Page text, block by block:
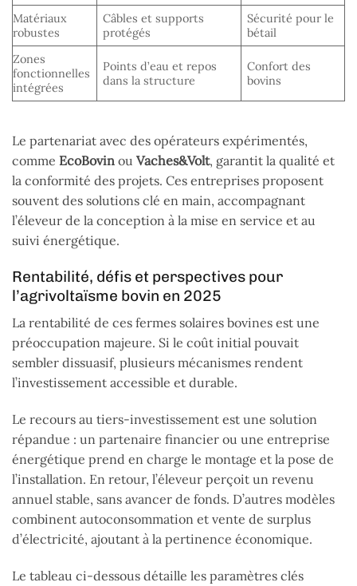
Matériaux
robustes
Câbles et supports
protégés
Sécurité pour le
bétail
Zones
fonctionnelles
intégrées
Points d’eau et repos
dans la structure
Confort des
bovins
Le partenariat avec des opérateurs expérimentés,
comme EcoBovin ou Vaches&Volt, garantit la qualité et
la conformité des projets. Ces entreprises proposent
souvent des solutions clé en main, accompagnant
l’éleveur de la conception à la mise en service et au
suivi énergétique.
Rentabilité, défis et perspectives pour
l’agrivoltaïsme bovin en 2025
La rentabilité de ces fermes solaires bovines est une
préoccupation majeure. Si le coût initial pouvait
sembler dissuasif, plusieurs mécanismes rendent
l’investissement accessible et durable.
Le recours au tiers-investissement est une solution
répandue : un partenaire financier ou une entreprise
énergétique prend en charge le montage et la pose de
l’installation. En retour, l’éleveur perçoit un revenu
annuel stable, sans avancer de fonds. D’autres modèles
combinent autoconsommation et vente de surplus
d’électricité, ajoutant à la pertinence économique.
Le tableau ci-dessous détaille les paramètres clés